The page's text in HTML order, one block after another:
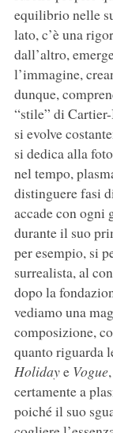
equilibrio nelle
lato, c’è una
dall’altro,
l’immagine,
dunque,
“stile” di
si evolve
si dedica alla
nel tempo,
distinguere fasi
accade con ogni
durante il suo
per esempio, si
surrealista, al
dopo la
vediamo una
composizione,
quanto riguarda
Holidaye Vogue
certamente a
poiché il suo